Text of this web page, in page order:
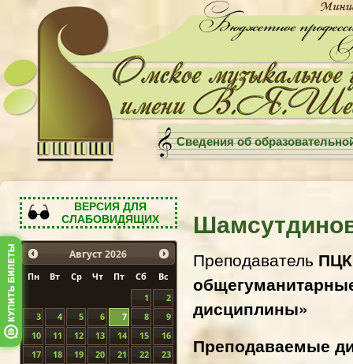
Сведения об
ВЕРСИЯ ДЛЯ
СЛАБОВИДЯЩИХ
Август 2026
Пн Вт Ср Чт Пт Сб
Вс
1
2
3
4 5 6 7 8
9
10
11 12 13 14 15
16
17
18 19 20 21 22
23
Преподаватель
дисциплины»
Преподаваемые